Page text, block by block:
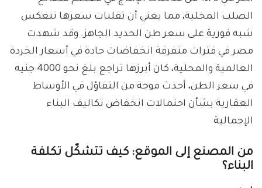
الصلب المحلية، مما يعني أن تقلبات سعرها تنعكس
شبه فورية على سعر طن الحديد الجاهز. وقد شهدت
مصر في فترات متفرقة انخفاضات حادة في أسعار الخردة
العالمية والمحلية، كان أبرزها تراجع بلغ نحو 4000 جنيه
في سعر الطن، أحدث موجة من التفاؤل في الأوساط
العقارية بشأن احتمالات انخفاض تكاليف البناء
الإجمالية
من المصنع إلى الموقع: كيف تتشكّل تكلفة
البناء؟